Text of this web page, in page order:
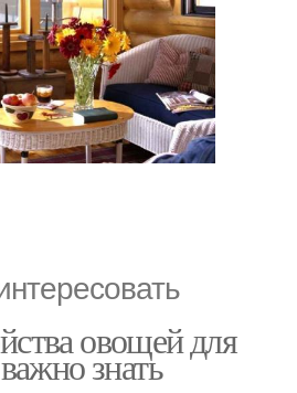
овощей для
знать